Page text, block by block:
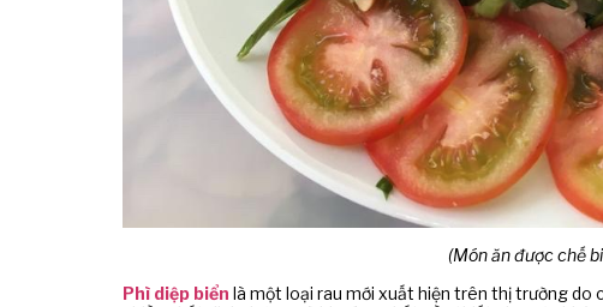
(Món ăn được chế
Phì diệp biển là một loại rau mới xuất hiện trên thị trường do